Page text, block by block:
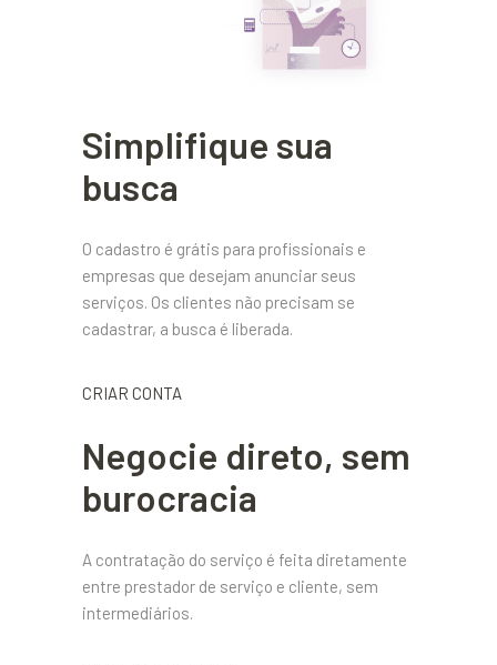
Simplifique sua
busca
O cadastro é grátis para profissionais e
empresas que desejam anunciar seus
serviços. Os clientes não precisam se
cadastrar, a busca é liberada.
CRIAR CONTA
Negocie direto, sem
burocracia
A contratação do serviço é feita diretamente
entre prestador de serviço e cliente, sem
intermediários.